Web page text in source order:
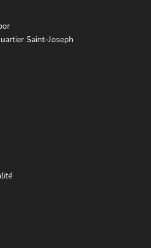
Saint-Joseph